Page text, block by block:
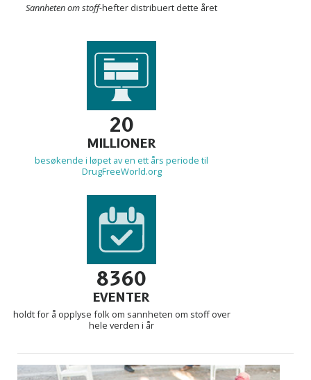
Sannheten om stoff-hefter distribuert dette året
20
MILLIONER
besøkende i løpet av en ett års periode til
DrugFreeWorld.org
8360
EVENTER
holdt for å opplyse folk om sannheten om stoff over
hele verden i år